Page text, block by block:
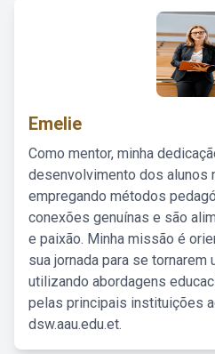
Emelie
Como mentor, minha
desenvolvimento dos alunos
empregando métodos
conexões genuínas e são
e paixão. Minha missão é
sua jornada para se tornarem
utilizando abordagens
pelas principais instituições
dsw.aau.edu.et.